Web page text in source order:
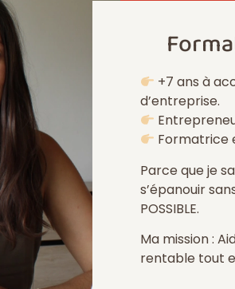
+7 ans à
d’entreprise.
Formatrice
Parce que je
s’épanouir
POSSIBLE.
Ma mission :
rentable tout